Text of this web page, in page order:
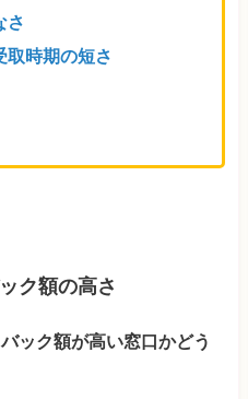
さ
取時期の短さ
ク額の高さ
ック額が高い窓口かどう